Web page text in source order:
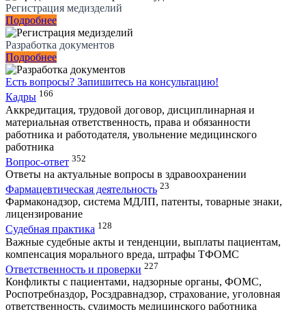
Регистрация медизделий
Подробнее
Разработка документов
Подробнее
Есть вопросы? Запишитесь на консультацию!
Кадры 166
Аккредитация, трудовой договор, дисциплинарная и
материальная ответственность, права и обязанности
работника и работодателя, увольнение медицинского
работника
Вопрос-ответ 352
Ответы на актуальные вопросы в здравоохранении
Фармацевтическая деятельность 23
Фармаконадзор, система МДЛП, патенты, товарные знаки,
лицензирование
Судебная практика 128
Важные судебные акты и тенденции, выплаты пациентам,
компенсация морального вреда, штрафы ТФОМС
Ответственность и проверки 227
Конфликты с пациентами, надзорные органы, ФОМС,
Роспотребназдор, Росздравнадзор, страхование, уголовная
ответственность, судимость медицинского работника